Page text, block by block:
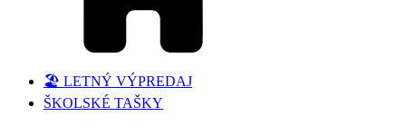
🏖️ LETNÝ VÝPREDAJ
ŠKOLSKÉ TAŠKY